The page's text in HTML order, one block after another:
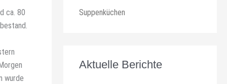
ca. 80
wurde
Suppenküchen
Aktuelle Berichte